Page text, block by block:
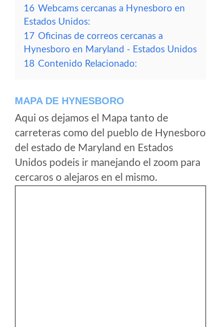
16 Webcams cercanas a Hynesboro en
Estados Unidos:
17 Oficinas de correos cercanas a
Hynesboro en Maryland - Estados Unidos
18 Contenido Relacionado:
MAPA DE HYNESBORO
Aqui os dejamos el Mapa tanto de
carreteras como del pueblo de Hynesboro
del estado de Maryland en Estados
Unidos podeis ir manejando el zoom para
cercaros o alejaros en el mismo.